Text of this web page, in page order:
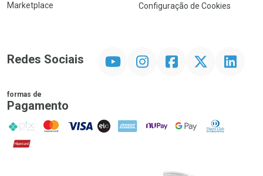
Marketplace
Configuração de Cookies
Redes Sociais InstagramFacebookTwitter Linkedin
formas de
Pagamento
PIX MasterCard
VISA ELO AMEX NuPay Google PayDiners Club
Hipercard